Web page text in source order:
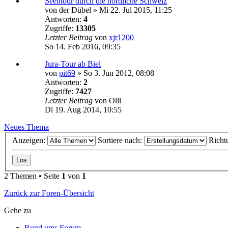
von der Dübel » Mi 22. Jul 2015, 11:25
Antworten: 4
Zugriffe: 13305
Letzter Beitrag von xjr1200
So 14. Feb 2016, 09:35
Jura-Tour ab Biel
von pit69 » So 3. Jun 2012, 08:08
Antworten: 2
Zugriffe: 7427
Letzter Beitrag von Olli
Di 19. Aug 2014, 10:55
Neues Thema
Anzeigen:
Sortiere nach:
2 Themen • Seite 1 von 1
Zurück zur Foren-Übersicht
Gehe zu